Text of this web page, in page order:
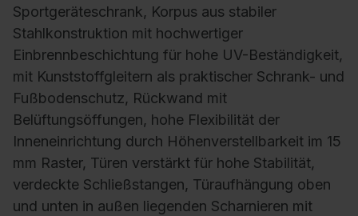
Sportgeräteschrank, Korpus aus stabiler
Stahlkonstruktion mit hochwertiger
Einbrennbeschichtung für hohe UV-Beständigkeit,
mit Kunststoffgleitern als praktischer Schrank- und
Fußbodenschutz, Rückwand mit
Belüftungsöffungen, hohe Flexibilität der
Inneneinrichtung durch Höhenverstellbarkeit im 15
mm Raster, Türen verstärkt für hohe Stabilität,
verdeckte Schließstangen, Türaufhängung oben
und unten in außen liegenden Scharnieren mit